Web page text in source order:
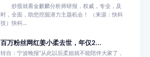
炒股就看金麒麟分析师研报，权威，专业，及
时，全面，助您挖掘潜力主题机会！ （来源：快科
技）快科...
百万粉丝网红姜小柔去世，年仅2...
转自：宁波晚报“从此以后柔姐就不能陪伴大家了，